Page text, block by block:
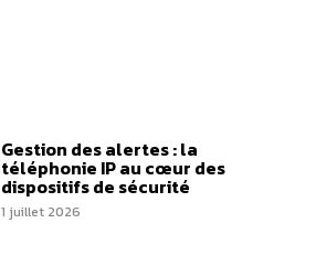
Gestion des alertes : la
téléphonie IP au cœur des
dispositifs de sécurité
1 juillet 2026